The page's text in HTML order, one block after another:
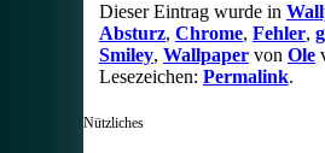
Dieser Eintrag wurde in
Absturz, Chrome, Fehler,
Smiley, Wallpapervon Ole
Lesezeichen: Permalink.
Nützliches